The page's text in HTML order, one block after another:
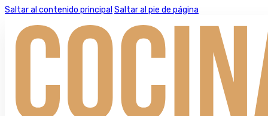
Saltar al contenido principal Saltar al pie de página